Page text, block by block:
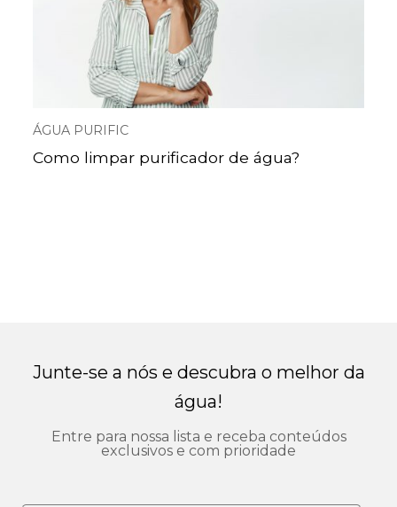
ÁGUA PURIFIC
Como limpar purificador de água?
Junte-se a nós e descubra o melhor da
água!
Entre para nossa lista e receba conteúdos
exclusivos e com prioridade